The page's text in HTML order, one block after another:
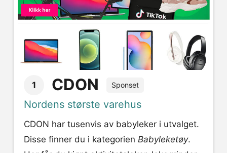
1 CDON Sponset
Nordens største varehus
CDON har tusenvis av babyleker i utvalget.
Disse finner du i kategorien Babyleketøy.